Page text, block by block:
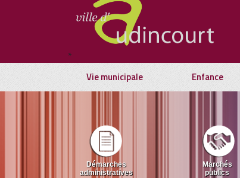
*
Vie municipale Enfance
Démarches
administratives
Marchés
publics